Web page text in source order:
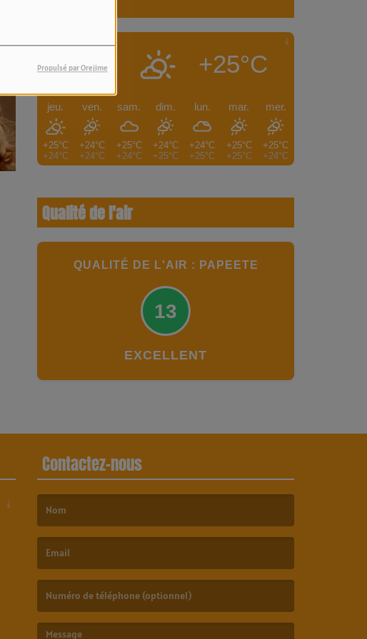
Propulsé par Orejime
PAPEETE +25°C
jeu.
+25°C
+24°C
ven.
+24°C
+24°C
sam.
+25°C
+24°C
dim.
+24°C
+25°C
lun.
+24°C
+25°C
mar.
+25°C
+25°C
mer.
+25°C
+24°C
Qualité de l'air
QUALITÉ DE L'AIR : PAPEETE
13
EXCELLENT
Contactez-nous